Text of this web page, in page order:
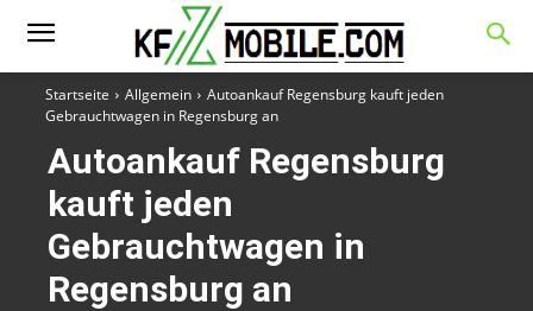
Startseite Allgemein
Autoankauf Regensburg kauft jeden
Gebrauchtwagen in Regensburg an
Autoankauf Regensburg
kauft jeden
Gebrauchtwagen in
Regensburg an